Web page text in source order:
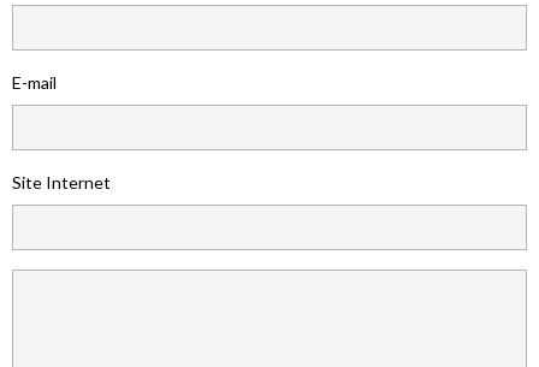
E-mail
Site Internet